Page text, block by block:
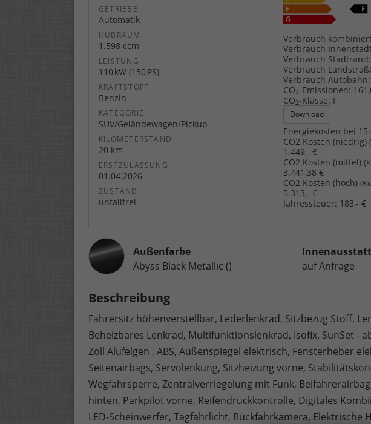
GETRIEBE
Automatik
HUBRAUM
1.598 ccm
LEISTUNG
110 kW (150 PS)
KRAFTSTOFF
Benzin
KATEGORIE
SUV/Geländewagen/Pickup
KILOMETERSTAND
20 km
ERSTZULASSUNG
01.04.2026
ZUSTAND
unfallfrei
Verbrauch
Verbrauch
Verbrauch Stadtrand:
Verbrauch
Verbrauch Autobahn:
CO2-Emissionen:
CO2-Klasse: F
Download
Energiekosten bei
CO2 Kosten (niedrig)
1.449,- €
CO2 Kosten (mittel)
3.441,38 €
CO2 Kosten (hoch)
5.313,- €
Jahressteuer: 183,- €
Außenfarbe
Abyss Black Metallic ()
auf Anfrage
Beschreibung
Fahrersitz höhenverstellbar, Lederlenkrad, Sitzbezug Stoff,
Beheizbares Lenkrad, Multifunktionslenkrad, Isofix, SunSet -
Zoll Alufelgen , ABS, Außenspiegel elektrisch, Fensterheber
Seitenairbags, Servolenkung, Sitzheizung vorne,
Wegfahrsperre, Zentralverriegelung mit Funk,
hinten, Parkpilot vorne, Reifendruckkontrolle, Digitales
LED-Scheinwerfer, Tagfahrlicht, Rückfahrkamera, Elektrische